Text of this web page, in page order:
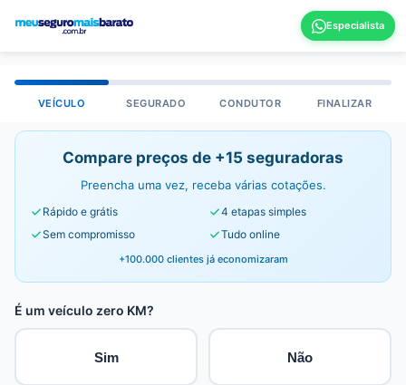
VEÍCULO SEGURADO CONDUTOR FINALIZAR
Compare preços de +15 seguradoras
Preencha uma vez, receba várias cotações.
Rápido e grátis
4 etapas simples
Sem compromisso
Tudo online
+100.000 clientes já economizaram
É um veículo zero KM?
Sim Não